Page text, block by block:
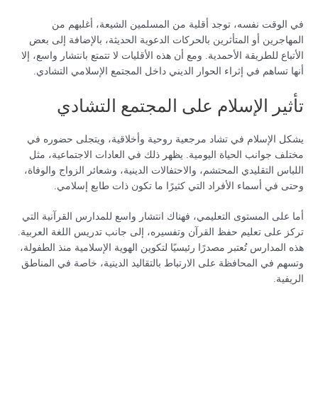
في الوقت نفسه، توجد أقلية من المسلمين الشيعة، أغلبهم من
المهاجرين أو المتأثرين بالحركات الدعوية الحديثة، بالإضافة إلى بعض
الأتباع للطريقة الأحمدية. ومع أن هذه الأقليات لا تتمتع بانتشار واسع، إلا
أنها تساهم في إثراء الحوار الديني داخل المجتمع الإسلامي التشادي.
تأثير الإسلام على المجتمع التشادي
يشكل الإسلام في تشاد مرجعية روحية وأخلاقية، ويتجلى حضوره في
مختلف جوانب الحياة اليومية. يظهر ذلك في العادات الاجتماعية، مثل
اللباس التقليدي المحتشم، والاحتفالات الدينية، وشعائر الزواج والوفاة،
وحتى في أسماء الأفراد التي كثيرًا ما تكون ذات طابع إسلامي.
أما على المستوى التعليمي، فهناك انتشار واسع للمدارس القرآنية التي
تركز على تعليم حفظ القرآن وتفسيره، إلى جانب تدريس اللغة العربية.
هذه المدارس تُعتبر مصدرًا رئيسيًا لتكوين الهوية الإسلامية منذ الطفولة،
وتسهم في المحافظة على الارتباط بالتقاليد الدينية، خاصة في المناطق
الريفية.